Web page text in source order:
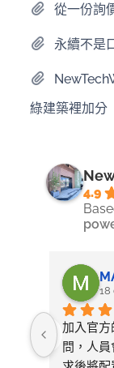
從一份詢
永續不是
綠建築裡加分
4.9
18
加入官
問，人